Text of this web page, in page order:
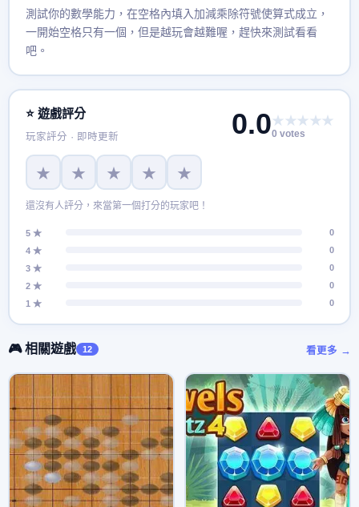
測試你的數學能力，在空格內填入加減乘除符號使算式成立，
一開始空格只有一個，但是越玩會越難喔，趕快來測試看看
吧。
⭐ 遊戲評分
玩家評分 · 即時更新 0.0★★★★★
0 votes
★ ★ ★ ★ ★
還沒有人評分，來當第一個打分的玩家吧！
5 ★
0
4 ★
0
3 ★
0
2 ★
0
1 ★
0
🎮 相關遊戲 12 看更多 →